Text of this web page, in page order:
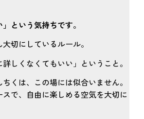
という気持ちです。
切にしているルール。
しくなくてもいい」ということ。
くは、この場には似合いません。
で、自由に楽しめる空気を大切に